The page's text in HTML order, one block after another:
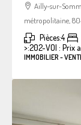
Ailly-sur-
métropolitaine,
Pièces:4
>:202-VOI : Prix
IMMOBILIER -